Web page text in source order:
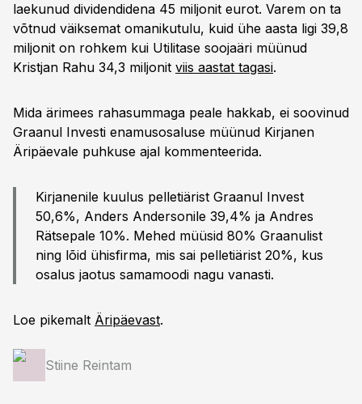
laekunud dividendidena 45 miljonit eurot. Varem on ta
võtnud väiksemat omanikutulu, kuid ühe aasta ligi 39,8
miljonit on rohkem kui Utilitase soojaäri müünud
Kristjan Rahu 34,3 miljonit viis aastat tagasi.
Mida ärimees rahasummaga peale hakkab, ei soovinud
Graanul Investi enamusosaluse müünud Kirjanen
Äripäevale puhkuse ajal kommenteerida.
Kirjanenile kuulus pelletiärist Graanul Invest
50,6%, Anders Andersonile 39,4% ja Andres
Rätsepale 10%. Mehed müüsid 80% Graanulist
ning lõid ühisfirma, mis sai pelletiärist 20%, kus
osalus jaotus samamoodi nagu vanasti.
Loe pikemalt Äripäevast.
Stiine Reintam